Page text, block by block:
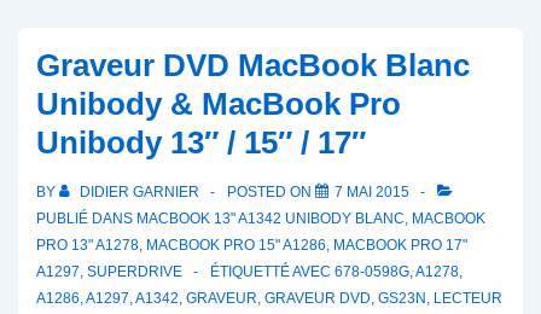
13″
A1278
Early
Late
2011
et
Mid
Graveur DVD MacBook Blanc
Unibody & MacBook Pro
Unibody 13″ / 15″ / 17″
BY DIDIER GARNIER POSTED ON
7 MAI 2015
PUBLIÉ DANS MACBOOK 13" A1342 UNIBODY BLANC, MACBOOK
PRO 13" A1278, MACBOOK PRO 15" A1286, MACBOOK PRO 17"
A1297, SUPERDRIVE ÉTIQUETTÉ AVEC 678-0598G,A1278,
A1286,A1297,A1342, GRAVEUR, GRAVEUR DVD, GS23N , LECTEUR